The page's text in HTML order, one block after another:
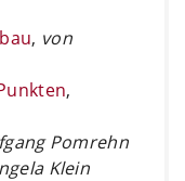
, von
,
Pomrehn
Klein